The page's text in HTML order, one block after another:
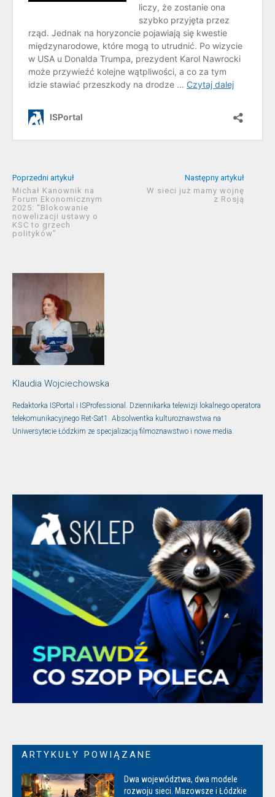
Poprzedni artykuł
Michał Kanownik na
Forum Ekonomicznym
2025: “Blokowanie
nowelizacji ustawy o
KSC to grzech
polityków”
Następny artykuł
W sieci już mamy wojnę
z Rosją
Klaudia Wojciechowska
Redaktorka ISPortal i ISProfessional. Dziennikarka telewizji lokalnego operatora
telekomunikacyjnego Ret-Sat1. Absolwentka kulturoznawstwa na
Uniwersytecie Łódzkim ze specjalizacją filmoznawstwo i nowe media.
ARTYKUŁY POWIĄZANE
Dwa województwa, dwa modele
rozwoju sieci. Mazowsze i Łódzkie